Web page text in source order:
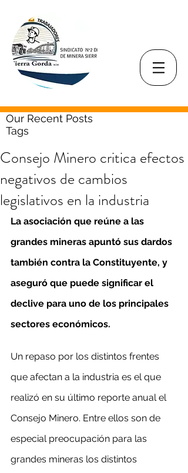
Our Recent Posts
Tags
Consejo Minero critica efectos
negativos de cambios
legislativos en la industria
La asociación que reúne a las
grandes mineras apuntó sus dardos
también contra la Constituyente, y
aseguró que puede significar el
declive para uno de los principales
sectores económicos.
Un repaso por los distintos frentes
que afectan a la industria es el que
realizó en su último reporte anual el
Consejo Minero. Entre ellos son de
especial preocupación para las
grandes mineras los distintos